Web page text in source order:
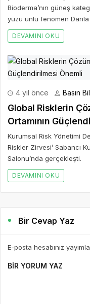
Bioderma’nın güneş
yüzü ünlü fenomen Danla
DEVAMINI OKU
4 yıl önce Basın
Global Risklerin
Ortamının
Kurumsal Risk Yönetimi
Riskler Zirvesi’ Sabancı
Salonu’nda gerçekleşti.
DEVAMINI OKU
Bir Cevap Yaz
E-posta hesabınız
BIR YORUM YAZ